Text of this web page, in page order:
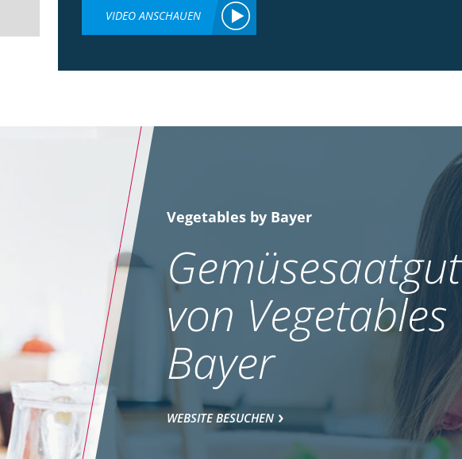
VIDEO ANSCHAUEN
Vegetables by Bayer
Gemüsesaatgut
von Vegetables
Bayer
WEBSITE BESUCHEN